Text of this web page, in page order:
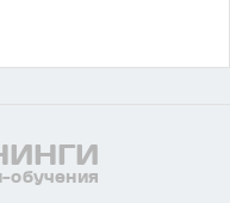
обучения